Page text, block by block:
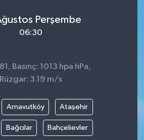
Perşembe
06:30
Basınç: 1013 hpa hPa,
Rüzgar: 3.19 m/s
Arnavutköy Ataşehir
Bağcılar Bahçelievler